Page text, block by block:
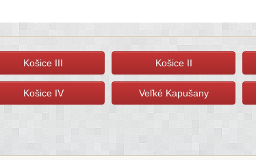
Košice III Košice II
Košice IV Veľké Kapušany